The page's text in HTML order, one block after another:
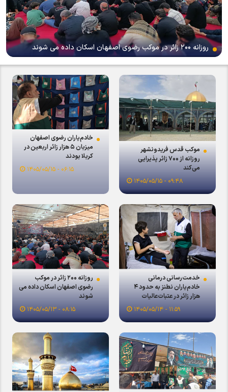
روزانه ۲۰۰ زائر در موکب رضوی اصفهان اسکان داده می شوند
موکب قدس فریدونشهر
روزانه از ۷۰۰ زائر پذیرایی
می‌کند
۰۹:۴۸ - ۱۴۰۵/۰۵/۱۵
خادم‌یاران رضوی اصفهان
میزبان ۵ هزار زائر اربعین در
کربلا بودند
۰۶:۱۵ - ۱۴۰۵/۰۵/۱۵
خدمت‌رسانی درمانی
خادم‌یاران نطنز به حدود ۴
هزار زائر در عتبات‌عالیات
۱۱:۵۹ - ۱۴۰۵/۰۵/۱۴
روزانه ۲۰۰ زائر در موکب
رضوی اصفهان اسکان داده می
شوند
۰۸:۱۵ - ۱۴۰۵/۰۵/۱۳